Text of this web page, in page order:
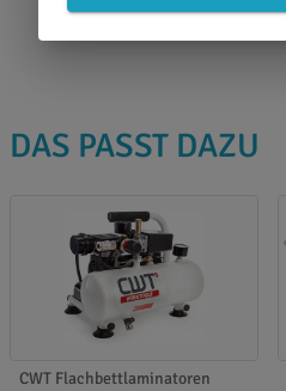
DAS PASST DAZU
CWT Flachbettlaminatoren